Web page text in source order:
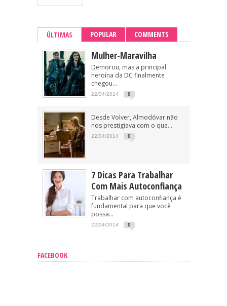
ÚLTIMAS POPULAR COMMENTS
Mulher-Maravilha
Demorou, mas a principal
heroína da DC finalmente
chegou...
22/04/2014 0
Desde Volver, Almodóvar não
nos prestigiava com o que...
22/04/2014 0
7 Dicas Para Trabalhar
Com Mais Autoconfiança
Trabalhar com autoconfiança é
fundamental para que você
possa...
22/04/2014 0
FACEBOOK